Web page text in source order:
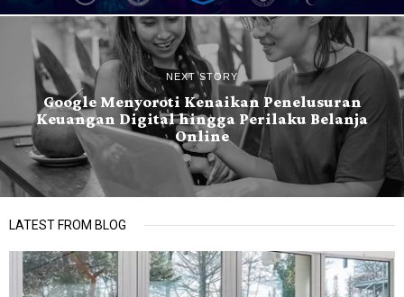
NEXT STORY
Google Menyoroti Kenaikan Penelusuran
Keuangan Digital hingga Perilaku Belanja
Online
LATEST FROM BLOG